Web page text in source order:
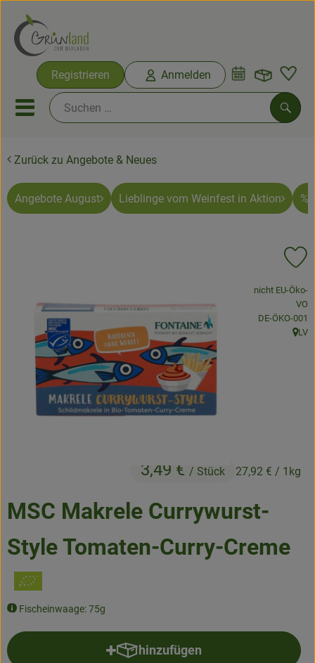
Registrieren Anmelden
Mobiles Menu öffnen oder
Ökokisten
Bio-Kochkisten
Frisches
Angebote & Neues
Naturwaren
Vorratskammer
Jobkiste
Zurück zu Angebote & Neues
Angebote August Lieblinge vom Weinfest in Aktion %
MSC Makrele Currywurst-
Style Tomaten-Curry-Creme
Fischeinwaage: 75g
3,49 € / Stück 27,92 € / 1kg
, Verband:
nicht EU-Öko-
VO
, Kontrollstelle:
DE-ÖKO-001
,
LV
hinzufügen
Produkt zum Warenkorb